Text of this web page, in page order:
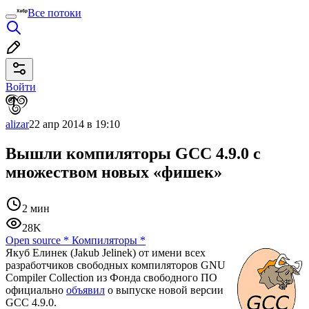
Все потоки
Войти
alizar22 апр 2014 в 19:10
Вышли компиляторы GCC 4.9.0 с
множеством новых «фишек»
2 мин
28K
Open source * Компиляторы *
Якуб Елинек (Jakub Jelinek) от имени всех
разработчиков свободных компиляторов GNU
Compiler Collection из Фонда свободного ПО
официально объявил о выпуске новой версии
GCC 4.9.0.